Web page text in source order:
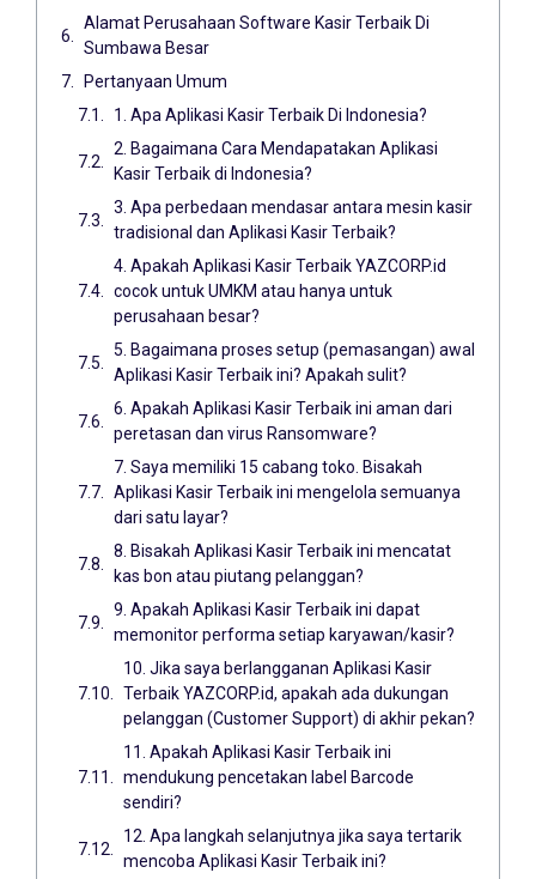
Alamat Perusahaan Software Kasir Terbaik Di
Sumbawa Besar
Pertanyaan Umum
1. Apa Aplikasi Kasir Terbaik Di Indonesia?
2. Bagaimana Cara Mendapatakan Aplikasi
Kasir Terbaik di Indonesia?
3. Apa perbedaan mendasar antara mesin kasir
tradisional dan Aplikasi Kasir Terbaik?
4. Apakah Aplikasi Kasir Terbaik YAZCORP.id
cocok untuk UMKM atau hanya untuk
perusahaan besar?
5. Bagaimana proses setup (pemasangan) awal
Aplikasi Kasir Terbaik ini? Apakah sulit?
6. Apakah Aplikasi Kasir Terbaik ini aman dari
peretasan dan virus Ransomware?
7. Saya memiliki 15 cabang toko. Bisakah
Aplikasi Kasir Terbaik ini mengelola semuanya
dari satu layar?
8. Bisakah Aplikasi Kasir Terbaik ini mencatat
kas bon atau piutang pelanggan?
9. Apakah Aplikasi Kasir Terbaik ini dapat
memonitor performa setiap karyawan/kasir?
10. Jika saya berlangganan Aplikasi Kasir
Terbaik YAZCORP.id, apakah ada dukungan
pelanggan (Customer Support) di akhir pekan?
11. Apakah Aplikasi Kasir Terbaik ini
mendukung pencetakan label Barcode
sendiri?
12. Apa langkah selanjutnya jika saya tertarik
mencoba Aplikasi Kasir Terbaik ini?